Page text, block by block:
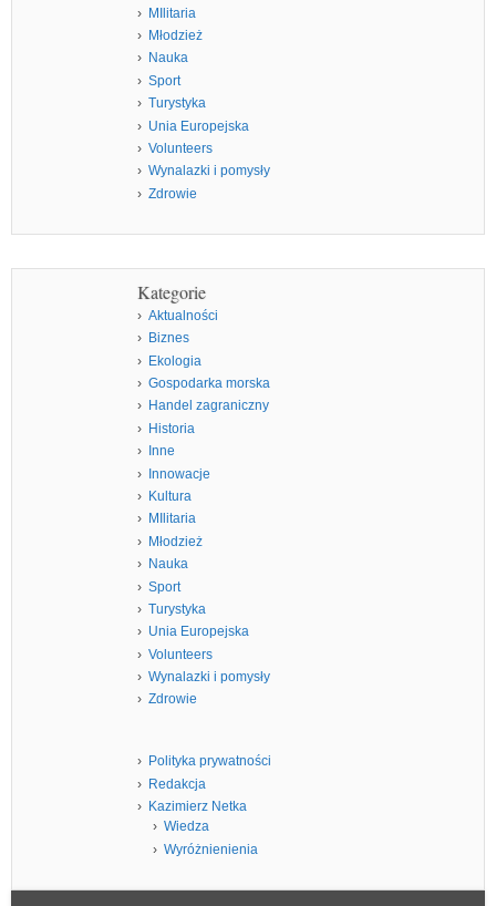
MIlitaria
Młodzież
Nauka
Sport
Turystyka
Unia Europejska
Volunteers
Wynalazki i pomysły
Zdrowie
Kategorie
Aktualności
Biznes
Ekologia
Gospodarka morska
Handel zagraniczny
Historia
Inne
Innowacje
Kultura
MIlitaria
Młodzież
Nauka
Sport
Turystyka
Unia Europejska
Volunteers
Wynalazki i pomysły
Zdrowie
Polityka prywatności
Redakcja
Kazimierz Netka
Wiedza
Wyróżnienienia